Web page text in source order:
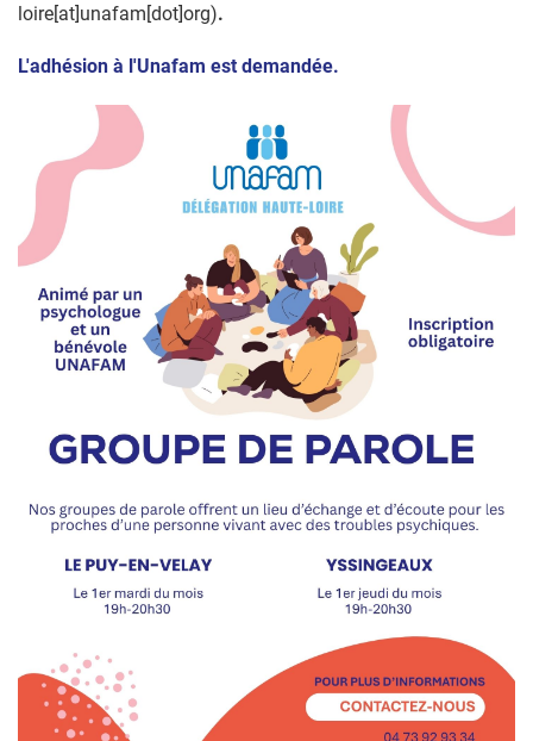
loire[at]unafam[dot]org).
L'adhésion à l'Unafam est demandée.